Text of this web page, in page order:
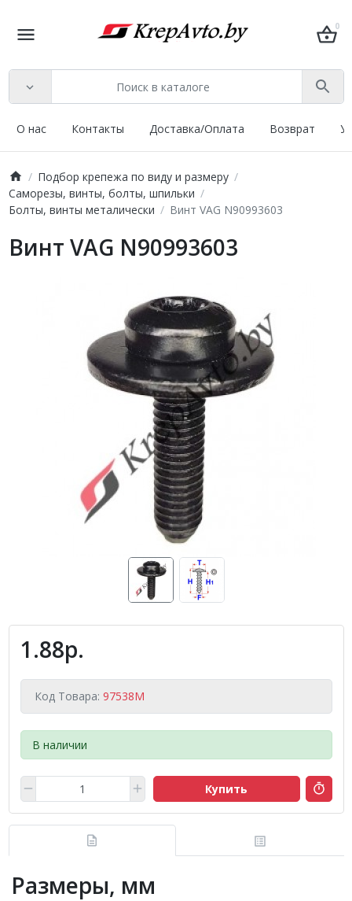
0
О нас Контакты Доставка/Оплата Возврат
Подбор крепежа по виду и размеру
Саморезы, винты, болты, шпильки
Болты, винты металически
Винт VAG N90993603
Винт VAG N90993603
1.88р.
Код Товара: 97538M
В наличии
Купить
Размеры, мм